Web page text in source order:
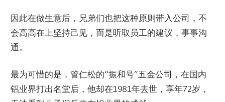
因此在做生意后，兄弟们也把这种原则带入公司，不
会高高在上坚持己见，而是听取员工的建议，事事沟
通。
最为可惜的是，管仁松的“振和号”五金公司，在国内
铝业界打出名堂后，他却在1981年去世，享年72岁，